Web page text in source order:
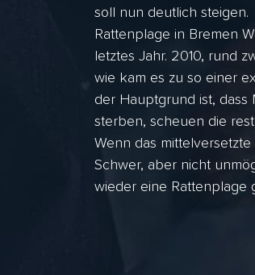
soll nun deutlich steigen.
Rattenplage in Bremen
letztes Jahr. 2010, rund
wie kam es zu so einer
der Hauptgrund ist, dass
sterben, scheuen die
Wenn das
Schwer, aber nicht
wieder eine Rattenplage